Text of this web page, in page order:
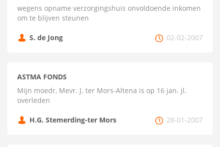
wegens opname verzorgingshuis onvoldoende inkomen
om te blijven steunen
S. de Jong 02-02-2007
ASTMA FONDS
Mijn moedr, Mevr. J. ter Mors-Altena is op 16 jan. jl.
overleden
H.G. Stemerding-ter Mors 28-01-2007